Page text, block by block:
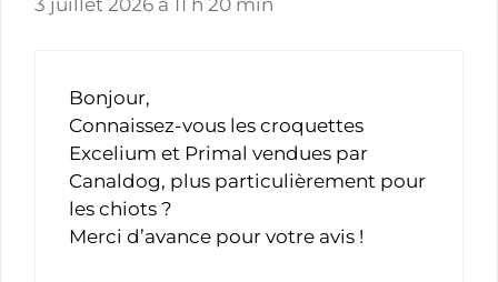
3 juillet 2026 à 11 h 20 min
Bonjour,
Connaissez-vous les croquettes
Excelium et Primal vendues par
Canaldog, plus particulièrement pour
les chiots ?
Merci d’avance pour votre avis !